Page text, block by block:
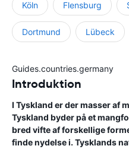
Köln Flensburg
Dortmund Lübeck
Guides.countries.germany
Introduktion
I Tyskland er der masser af
Tyskland byder på et
bred vifte af forskellige
finde nydelse i. Tysklands